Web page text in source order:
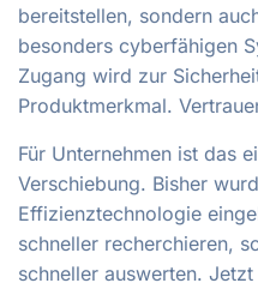
bereitstellen, sondern
besonders cyberfähigen
Zugang wird zur
Produktmerkmal.
Für Unternehmen ist das
Verschiebung. Bisher
Effizienztechnologie
schneller recherchieren,
schneller auswerten.